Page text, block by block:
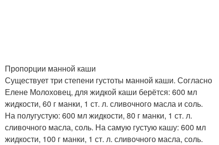
Пропорции манной каши
Существует три степени густоты манной каши. Согласно
Елене Молоховец, для жидкой каши берётся: 600 мл
жидкости, 60 г манки, 1 ст. л. сливочного масла и соль.
На полугустую: 600 мл жидкости, 80 г манки, 1 ст. л.
сливочного масла, соль. На самую густую кашу: 600 мл
жидкости, 100 г манки, 1 ст. л. сливочного масла, соль.